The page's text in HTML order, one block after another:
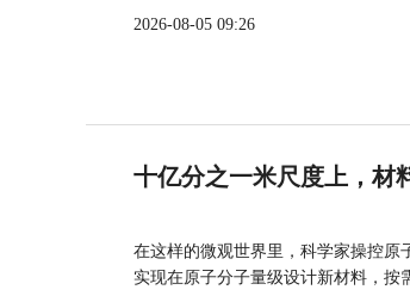
2026-08-05 09:26
十亿分之一米尺度上，材
在这样的微观世界里，科学家操控原
实现在原子分子量级设计新材料，按